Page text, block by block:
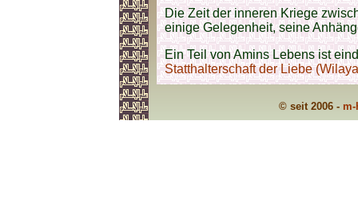
Die Zeit der inneren Kriege
einige Gelegenheit, seine
Ein Teil von Amins Lebens ist
Statthalterschaft der Liebe
© seit 2006 -